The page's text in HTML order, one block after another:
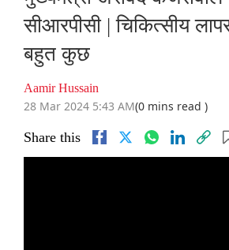
सीआरपीसी | चिकित्सीय
बहुत कुछ
Aamir Hussain
28 Mar 2024 5:43 AM(0 mins read )
Share this